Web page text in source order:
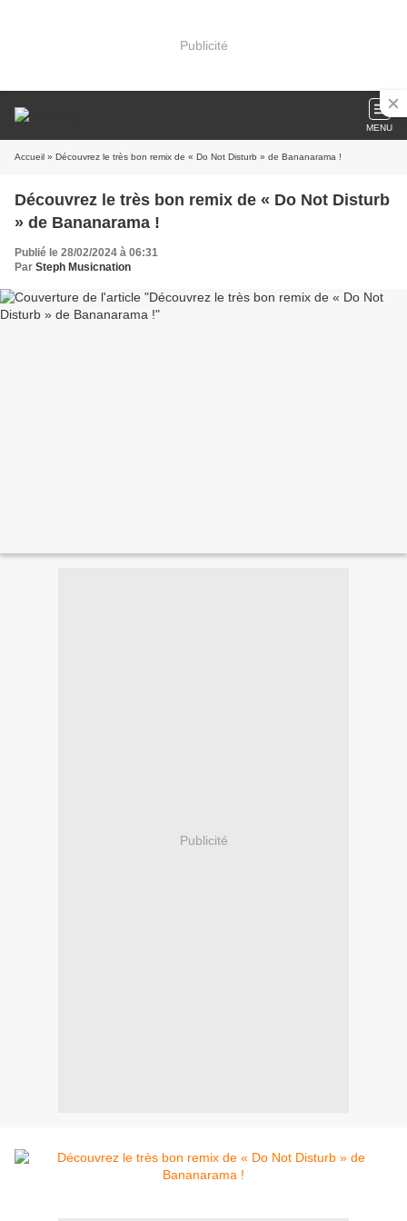
Publicité
MENU
Accueil » Découvrez le très bon remix de « Do Not Disturb » de Bananarama !
Découvrez le très bon remix de « Do Not Disturb
» de Bananarama !
Publié le 28/02/2024 à 06:31
Par Steph Musicnation
Publicité